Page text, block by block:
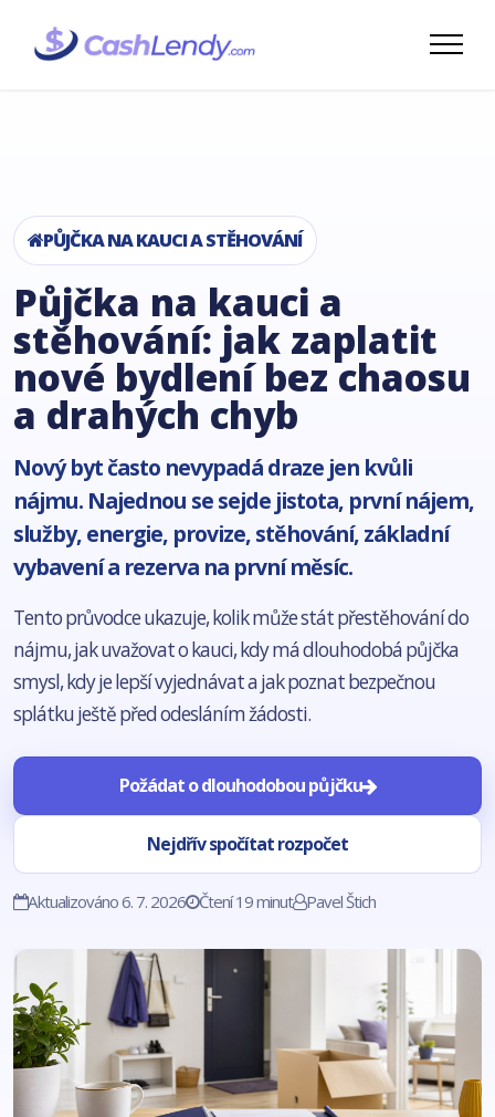
PŮJČKA NA KAUCI A STĚHOVÁNÍ
Půjčka na kauci a
stěhování: jak zaplatit
nové bydlení bez chaosu
a drahých chyb
Nový byt často nevypadá draze jen kvůli
nájmu. Najednou se sejde jistota, první nájem,
služby, energie, provize, stěhování, základní
vybavení a rezerva na první měsíc.
Tento průvodce ukazuje, kolik může stát přestěhování do
nájmu, jak uvažovat o kauci, kdy má dlouhodobá půjčka
smysl, kdy je lepší vyjednávat a jak poznat bezpečnou
splátku ještě před odesláním žádosti.
Požádat o dlouhodobou půjčku
Nejdřív spočítat rozpočet
Aktualizováno 6. 7. 2026 Čtení 19 minut Pavel Štich